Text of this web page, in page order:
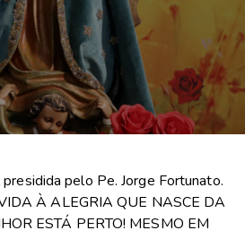
pelo Pe. Jorge Fortunato.
À ALEGRIA QUE NASCE DA
ESTÁ PERTO! MESMO EM